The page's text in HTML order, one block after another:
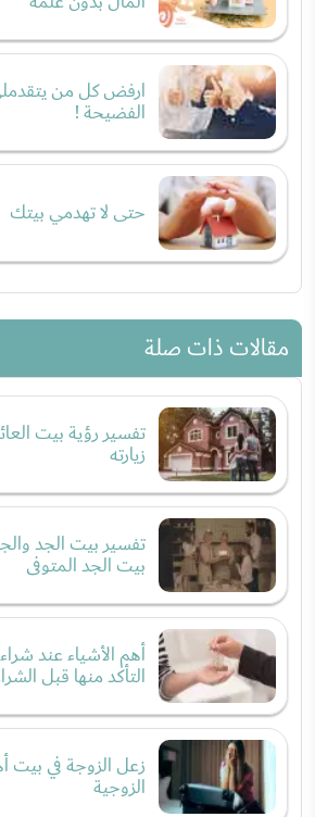
ارفض كل من
الفضيحة !
حتى لا تهدمي بيتك
مقالات ذات صلة
تفسير رؤية بيت
زيارته
تفسير بيت الجد
بيت الجد المتوفى
أهم الأشياء عند
التأكد منها قبل
زعل الزوجة في بيت
الزوجية